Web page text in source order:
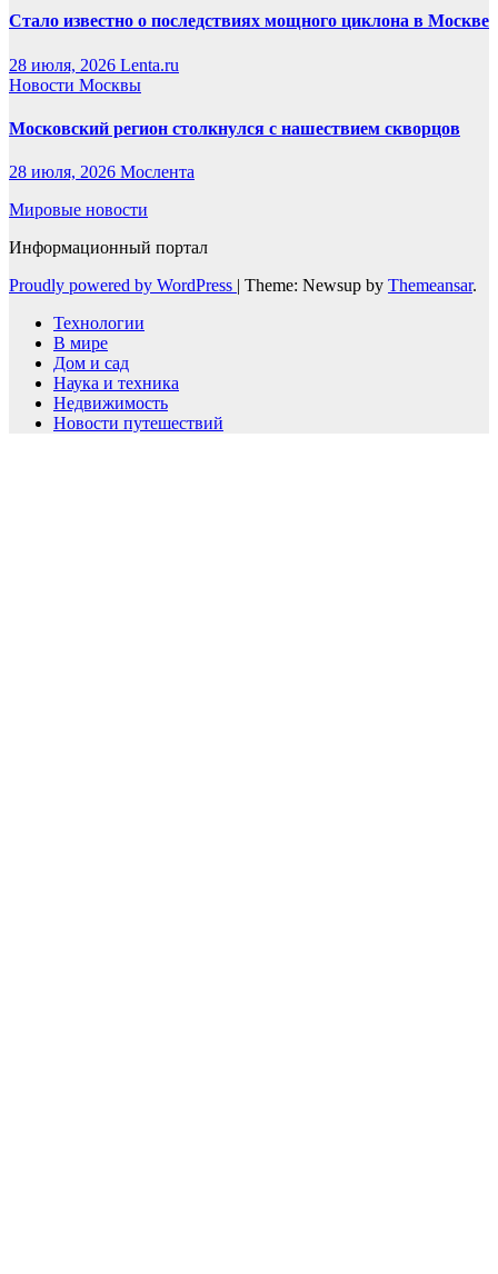
Стало известно о последствиях мощного циклона в Москве
28 июля, 2026 Lenta.ru
Новости Москвы
Московский регион столкнулся с нашествием скворцов
28 июля, 2026 Мослента
Мировые новости
Информационный портал
Proudly powered by WordPress | Theme: Newsup by Themeansar.
Технологии
В мире
Дом и сад
Наука и техника
Недвижимость
Новости путешествий